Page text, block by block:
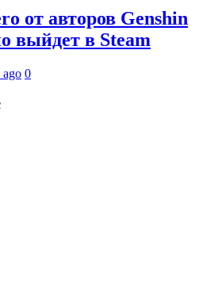
от авторов Genshin
выйдет в Steam
ago 0